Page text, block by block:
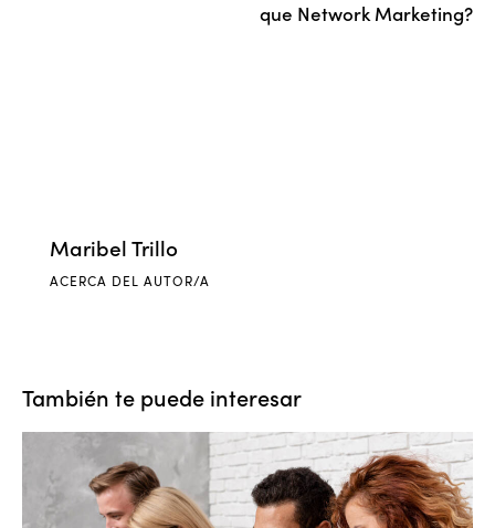
que Network Marketing?
Maribel Trillo
ACERCA DEL AUTOR/A
También te puede interesar